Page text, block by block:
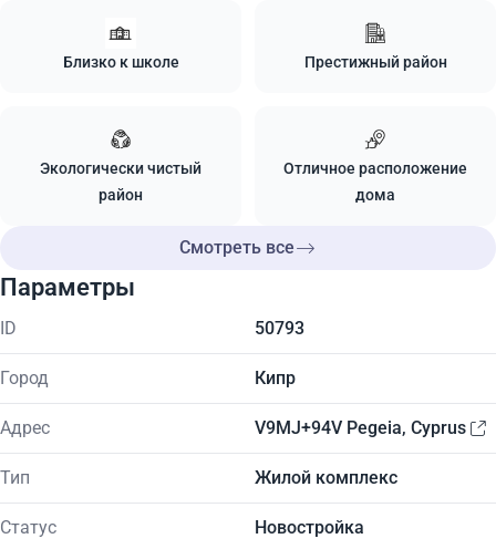
Близко к школе Престижный район
Экологически чистый
район
Отличное расположение
дома
Смотреть все
Параметры
ID 50793
Город Кипр
Адрес V9MJ+94V Pegeia, Cyprus
Тип Жилой комплекс
Статус Новостройка